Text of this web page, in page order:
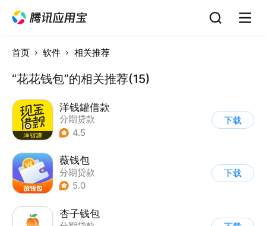
首页 软件 相关推荐
“花花钱包”的相关推荐(15)
洋钱罐借款
分期贷款
4.5
下载
薇钱包
分期贷款
5.0
下载
杏子钱包